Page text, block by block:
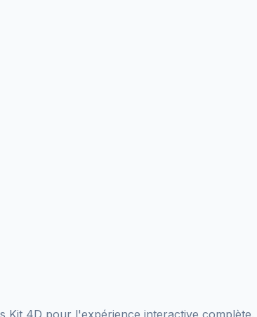
Kit 4D pour l'expérience interactive complète.